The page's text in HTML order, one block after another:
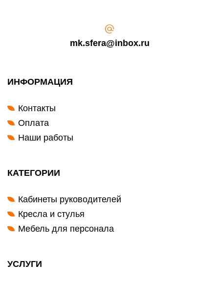
mk.sfera@inbox.ru
ИНФОРМАЦИЯ
Контакты
Оплата
Наши работы
КАТЕГОРИИ
Кабинеты руководителей
Кресла и стулья
Мебель для персонала
УСЛУГИ